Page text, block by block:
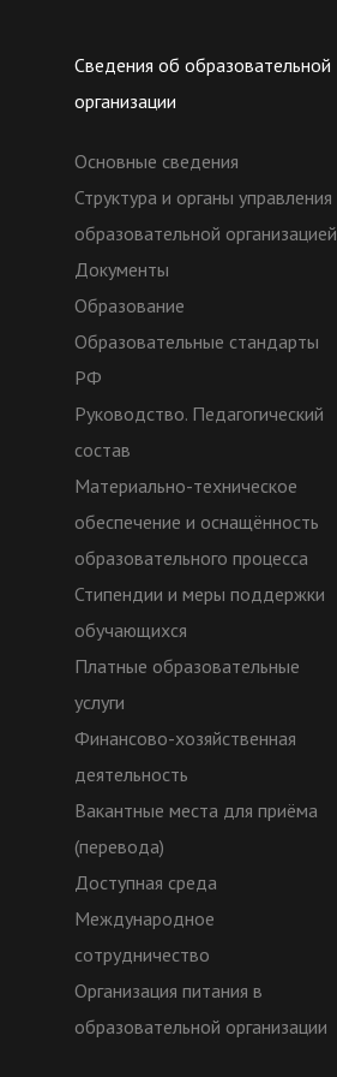
Сведения об образовательной
организации
Основные сведения
Структура и органы управления
образовательной организацией
Документы
Образование
Образовательные стандарты
РФ
Руководство. Педагогический
состав
Материально-техническое
обеспечение и оснащённость
образовательного процесса
Стипендии и меры поддержки
обучающихся
Платные образовательные
услуги
Финансово-хозяйственная
деятельность
Вакантные места для приёма
(перевода)
Доступная среда
Международное
сотрудничество
Организация питания в
образовательной организации